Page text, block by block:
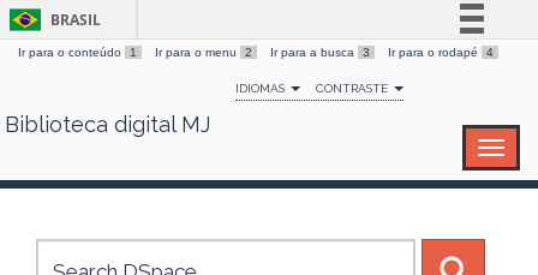
Skip
BRASIL
Simplifique!
Comunica BR
Canais
Ir para o conteúdo 1 Ir para o menu 2 Ir para a busca 3 Ir para o rodapé 4
IDIOMAS CONTRASTE
Biblioteca digital MJ